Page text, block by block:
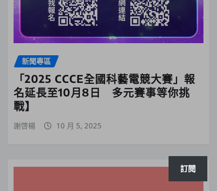
新聞專區
「2025 CCCE全國科藝電競大賽」報
名延長至10月8日 多元賽事等你挑
戰】
謝啓楊 10 月 5, 2025
訂閱